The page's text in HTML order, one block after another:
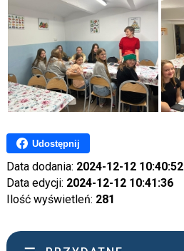
Udostępnij
Data dodania: 2024-12-12 10:40:52
Data edycji: 2024-12-12 10:41:36
Ilość wyświetleń: 281